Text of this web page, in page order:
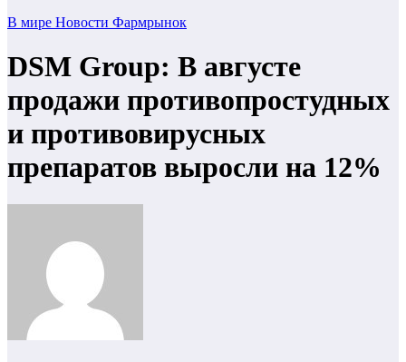
В мире Новости Фармрынок
DSM Group: В августе
продажи противопростудных
и противовирусных
препаратов выросли на 12%